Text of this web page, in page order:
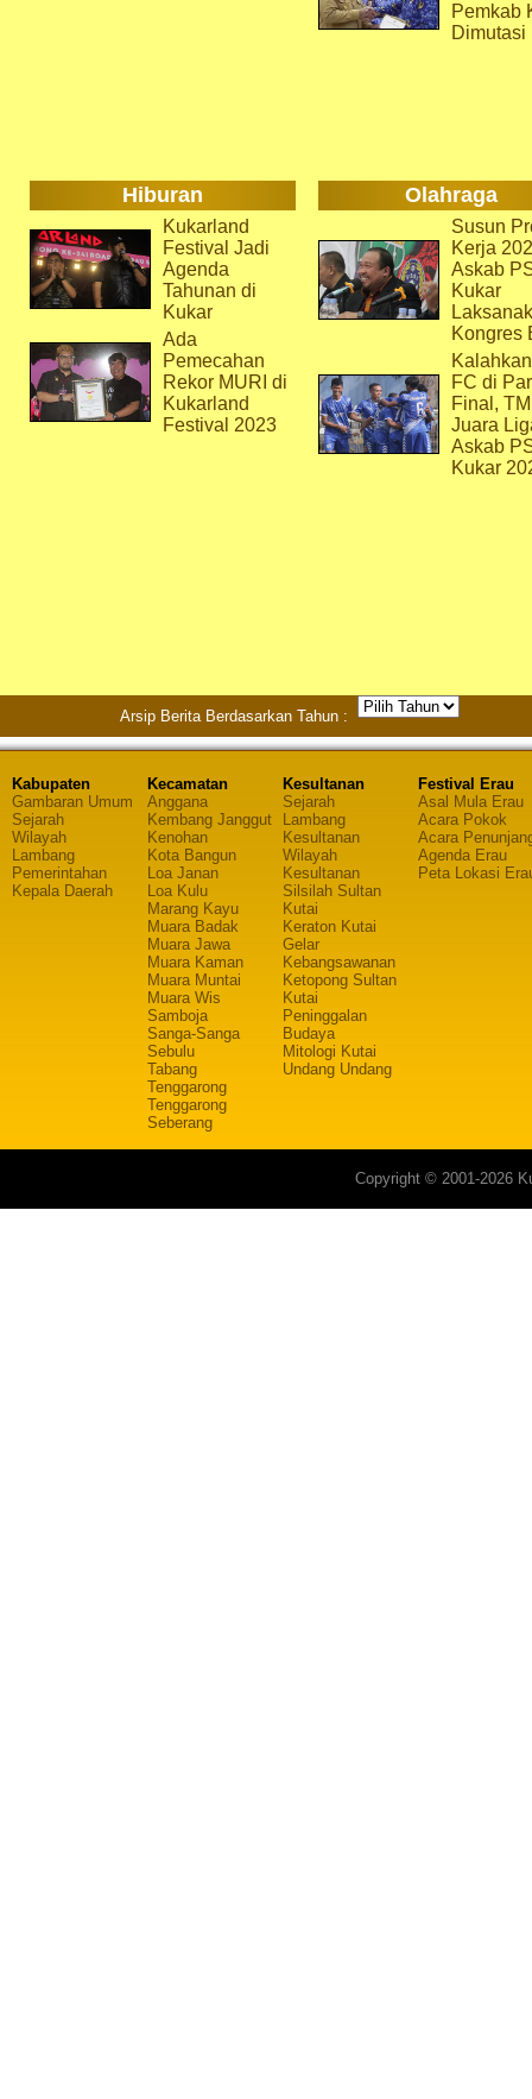
Pemkab
Dimutasi
Hiburan Olahraga
Kukarland
Festival Jadi
Agenda
Tahunan di
Kukar
Ada
Pemecahan
Rekor MURI di
Kukarland
Festival 2023
Susun
Kerja
Askab
Kukar
Kongres
FC di
Final,
Juara
Askab
Kukar
Arsip Berita Berdasarkan Tahun :
Kabupaten
Gambaran Umum
Sejarah
Wilayah
Lambang
Pemerintahan
Kepala Daerah
Kecamatan
Anggana
Kembang Janggut
Kenohan
Kota Bangun
Loa Janan
Loa Kulu
Marang Kayu
Muara Badak
Muara Jawa
Muara Kaman
Muara Muntai
Muara Wis
Samboja
Sanga-Sanga
Sebulu
Tabang
Tenggarong
Tenggarong
Seberang
Kesultanan
Sejarah
Lambang
Kesultanan
Wilayah
Kesultanan
Silsilah Sultan
Kutai
Keraton Kutai
Gelar
Kebangsawanan
Ketopong Sultan
Kutai
Peninggalan
Budaya
Mitologi Kutai
Undang Undang
Festival Erau
Asal Mula Erau
Acara Pokok
Acara
Agenda Erau
Peta Lokasi
Copyright © 2001-2026